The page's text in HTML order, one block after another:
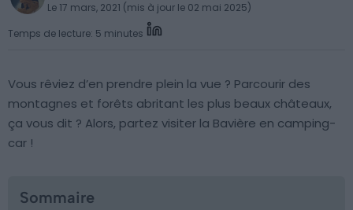
Le 17 mars, 2021 (mis à jour le 02 mai 2025)
Temps de lecture: 5 minutes
Vous rêviez d’en prendre plein la vue ? Parcourir des
montagnes et forêts abritant les plus beaux châteaux,
ça vous dit ? Alors, partez visiter la Bavière en camping-
car !
Sommaire